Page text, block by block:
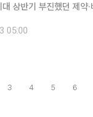
업들은 약 13
서 주요 임상데이터 발
05:00
3 4 5 6